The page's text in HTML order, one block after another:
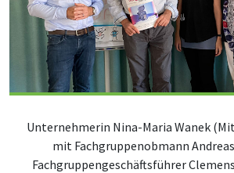
Unternehmerin Nina-Maria Wanek
mit Fachgruppenobmann
Fachgruppengeschäftsführer